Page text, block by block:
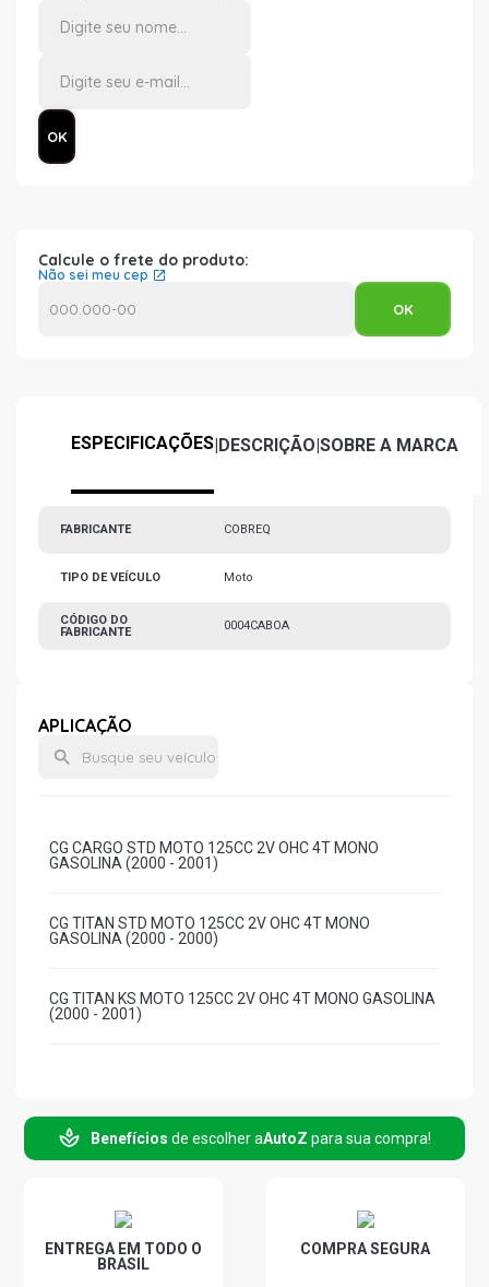
Calcule o frete do produto:
Não sei meu cep
ESPECIFICAÇÕES|DESCRIÇÃO|SOBRE A MARCA
FABRICANTE COBREQ
TIPO DE VEÍCULO Moto
CÓDIGO DO
FABRICANTE
0004CABOA
APLICAÇÃO
CG CARGO STD MOTO 125CC 2V OHC 4T MONO
GASOLINA (2000 - 2001)
CG TITAN STD MOTO 125CC 2V OHC 4T MONO
GASOLINA (2000 - 2000)
CG TITAN KS MOTO 125CC 2V OHC 4T MONO GASOLINA
(2000 - 2001)
Benefícios de escolher aAutoZ para sua compra!
ENTREGA EM TODO O
BRASIL
COMPRA SEGURA